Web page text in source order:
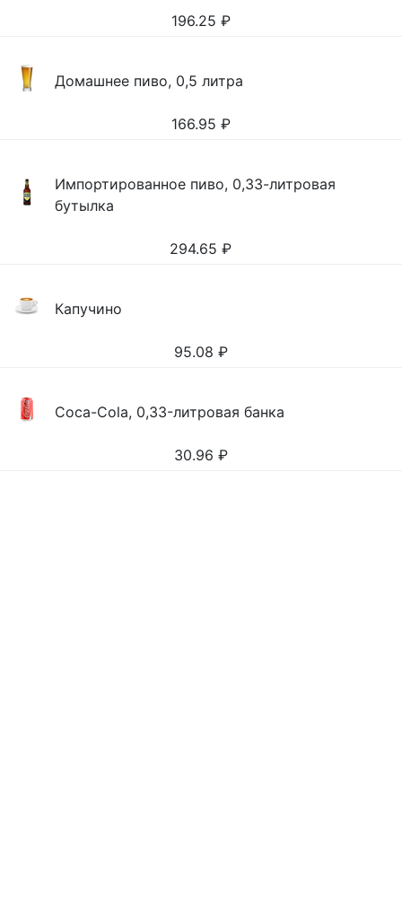
196.25 ₽
Домашнее пиво, 0,5 литра
166.95 ₽
Импортированное пиво, 0,33-литровая
бутылка
294.65 ₽
Капучино
95.08 ₽
Coca-Cola, 0,33-литровая банка
30.96 ₽